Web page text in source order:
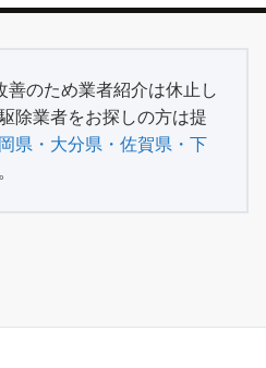
のため業者紹介は休止し
除業者をお探しの方は提
県・大分県・佐賀県・下